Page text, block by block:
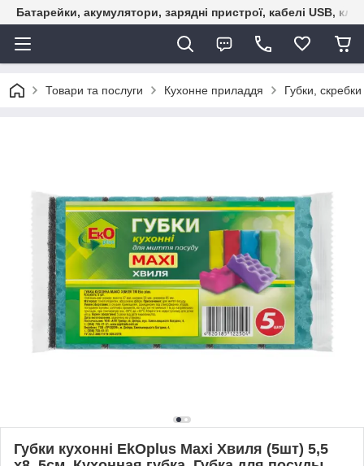
Батарейки, акумулятори, зарядні пристрої, кабелі USB,
Товари та послуги Кухонне приладдя Губки,
Губки кухонні EkOplus Maxi Хвиля (5шт) 5,5